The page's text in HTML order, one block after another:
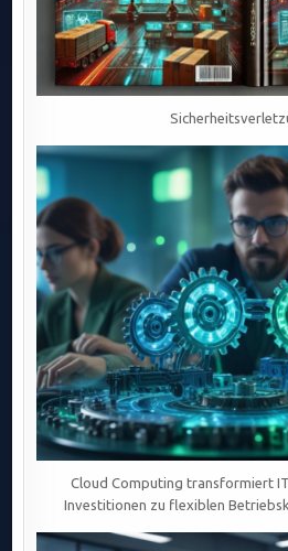
Cloud Computing transformiert
Investitionen zu flexiblen